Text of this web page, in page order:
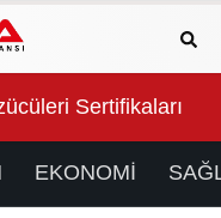
Taşıma
EKONOMİ